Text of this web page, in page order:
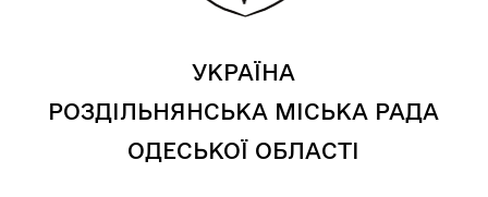
УКРАЇНА
РОЗДІЛЬНЯНСЬКА МІСЬКА РАДА
ОДЕСЬКОЇ ОБЛАСТІ